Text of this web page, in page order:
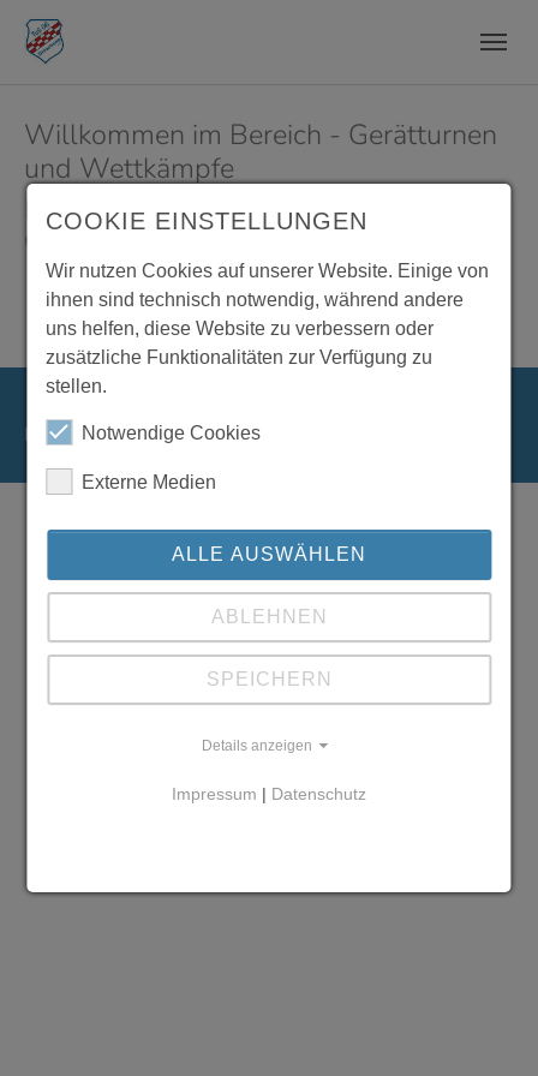
Zum Hauptinhalt springen
Skip to page footer
Willkommen im Bereich - Gerätturnen
und Wettkämpfe
Hier findet Ihr Informationen zu unseren
Gruppen:
Allgemeines Gerätturnen
Gerätturnen für Fortgeschrittene
Running withTYPO3andBootstrap Package
COOKIE EINSTELLUNGEN
Wir nutzen Cookies auf unserer Website. Einige von
ihnen sind technisch notwendig, während andere
uns helfen, diese Website zu verbessern oder
zusätzliche Funktionalitäten zur Verfügung zu
stellen.
Notwendige Cookies
Externe Medien
ALLE AUSWÄHLEN
ABLEHNEN
SPEICHERN
Details anzeigen
Impressum | Datenschutz